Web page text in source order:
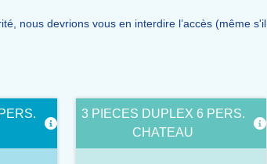
nous devrions vous en interdire l’accès (même s'il
3 PIECES DUPLEX 6 PERS.
CHATEAU